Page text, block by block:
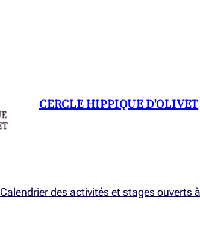
CERCLE HIPPIQUE D'OLIVET
Calendrier des activités et stages ouverts